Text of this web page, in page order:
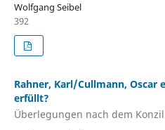
Wolfgang Seibel
392
Rahner, Karl/Cullmann, Oscar
erfüllt?
Überlegungen nach dem Konzil